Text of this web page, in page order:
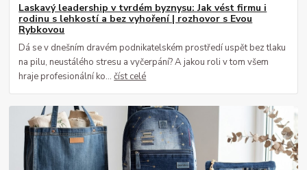
Laskavý leadership v tvrdém byznysu: Jak vést firmu i
rodinu s lehkostí a bez vyhoření | rozhovor s Evou
Rybkovou
Dá se v dnešním dravém podnikatelském prostředí uspět bez tlaku
na pilu, neustálého stresu a vyčerpání? A jakou roli v tom všem
hraje profesionální ko...číst celé